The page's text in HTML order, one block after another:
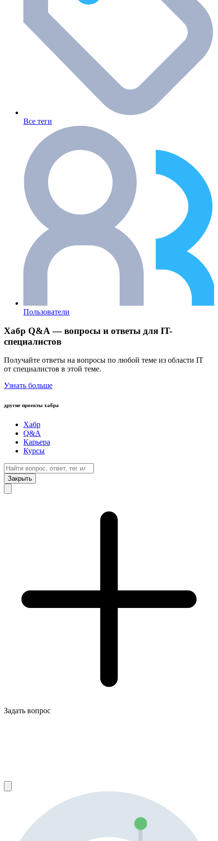
Все теги
Пользователи
Хабр Q&A — вопросы и ответы для IT-
специалистов
Получайте ответы на вопросы по любой теме из области IT
от специалистов в этой теме.
Узнать больше
другие проекты хабра
Хабр
Q&A
Карьера
Курсы
Закрыть
Задать вопрос